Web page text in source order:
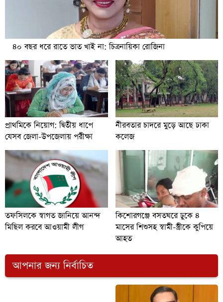
৪০ বছর ধরে রাতে ভাত খাই না: চিত্রনায়িকা রোজিনা
প্রাথমিকে নিয়োগ: দ্বিতীয় ধাপে
যেসব জেলা-উপজেলায় পরীক্ষা
নীরবতার চাদরে মুড়ে আছে ঢাকা
কলেজ
তফসিলকে স্বাগত জানিয়ে আনন্দ
মিছিল করবে আওয়ামী লীগ
কিশোরগঞ্জে বসতঘরে ঢুকে ৪
মাসের শিশুসহ স্বামী-স্ত্রীকে কুপিয়ে
আহত
আপনার জন্য নির্বাচিত